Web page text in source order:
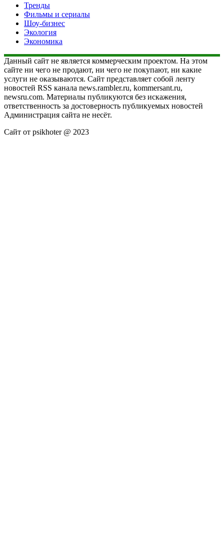
Тренды
Фильмы и сериалы
Шоу-бизнес
Экология
Экономика
Данный сайт не является коммерческим проектом. На этом
сайте ни чего не продают, ни чего не покупают, ни какие
услуги не оказываются. Сайт представляет собой ленту
новостей RSS канала news.rambler.ru, kommersant.ru,
newsru.com. Материалы публикуются без искажения,
ответственность за достоверность публикуемых новостей
Администрация сайта не несёт.
Сайт от psikhoter @ 2023